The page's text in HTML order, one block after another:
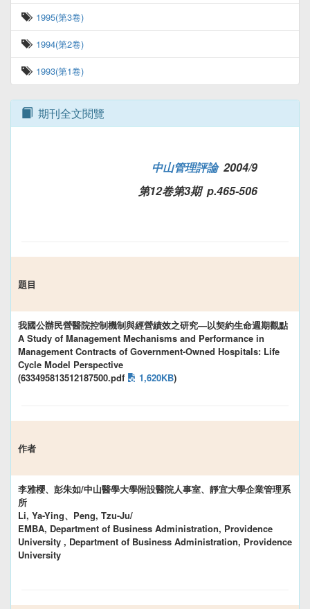
1995(第3卷)
1994(第2卷)
1993(第1卷)
期刊全文閱覽
中山管理評論2004/9
第12卷第3期 p.465-506
題目
我國公辦民營醫院控制機制與經營績效之研究—以契約生命週期觀點
A Study of Management Mechanisms and Performance in
Management Contracts of Government-Owned Hospitals: Life
Cycle Model Perspective
(633495813512187500.pdf
1,620KB)
作者
李雅櫻、彭朱如/中山醫學大學附設醫院人事室、靜宜大學企業管理系
所
Li, Ya-Ying、Peng, Tzu-Ju/
EMBA, Department of Business Administration, Providence
University , Department of Business Administration, Providence
University